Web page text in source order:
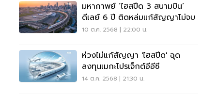
มหากาพย์ ‘ไฮสปีด 3 สนามบิน’
ดีเลย์ 6 ปี ติดหล่มแก้สัญญาไม่จบ
10 ต.ค. 2568 | 22:00 น.
ห่วงไม่แก้สัญญา 'ไฮสปีด' ฉุด
ลงทุนเมกะโปรเจ็กต์อีอีซี
14 ต.ค. 2568 | 21:30 น.